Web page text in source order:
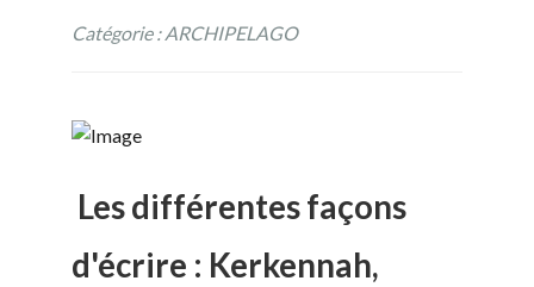
Catégorie : ARCHIPELAGO
Les différentes façons
d'écrire : Kerkennah,